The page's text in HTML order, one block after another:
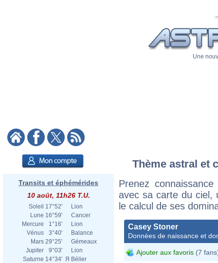
Une
Transits et éphémérides
10 août, 11h26 T.U.
Soleil 17°52'
Lion
Lune 16°59'
Cancer
Mercure
1°16'
Lion
Vénus
3°40'
Balance
Mars 29°25'
Gémeaux
Jupiter
9°03'
Lion
Saturne 14°34' Я Bélier
Thème astral et
Prenez
avec sa carte du ciel,
le calcul de ses
Casey Stoner
Données de naissance et
Ajouter aux favoris (7